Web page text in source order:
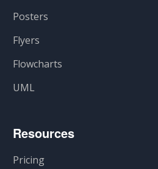
Posters
Flyers
Flowcharts
UML
Resources
Pricing